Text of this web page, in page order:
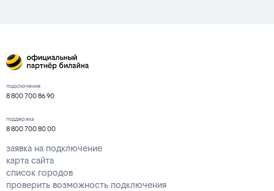
подключение
8 800 700 86 90
поддержка
8 800 700 80 00
заявка на подключение
карта сайта
список городов
проверить возможность подключения